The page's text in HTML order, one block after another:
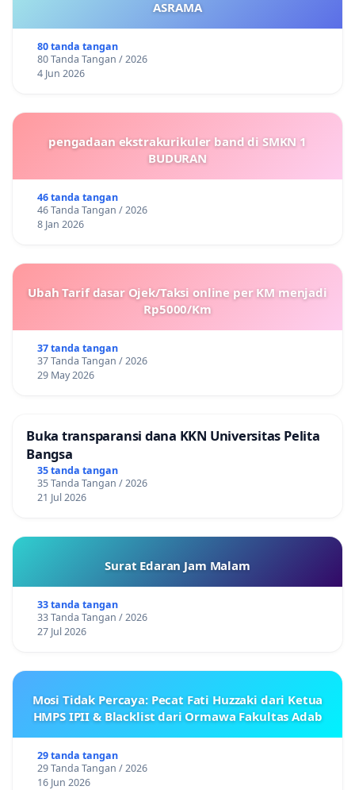
ASRAMA
80 tanda tangan
80 Tanda Tangan / 2026
4 Jun 2026
pengadaan ekstrakurikuler band di SMKN 1
BUDURAN
46 tanda tangan
46 Tanda Tangan / 2026
8 Jan 2026
Ubah Tarif dasar Ojek/Taksi online per KM menjadi
Rp5000/Km
37 tanda tangan
37 Tanda Tangan / 2026
29 May 2026
Buka transparansi dana KKN Universitas Pelita
Bangsa
35 tanda tangan
35 Tanda Tangan / 2026
21 Jul 2026
Surat Edaran Jam Malam
33 tanda tangan
33 Tanda Tangan / 2026
27 Jul 2026
Mosi Tidak Percaya: Pecat Fati Huzzaki dari Ketua
HMPS IPII & Blacklist dari Ormawa Fakultas Adab
29 tanda tangan
29 Tanda Tangan / 2026
16 Jun 2026